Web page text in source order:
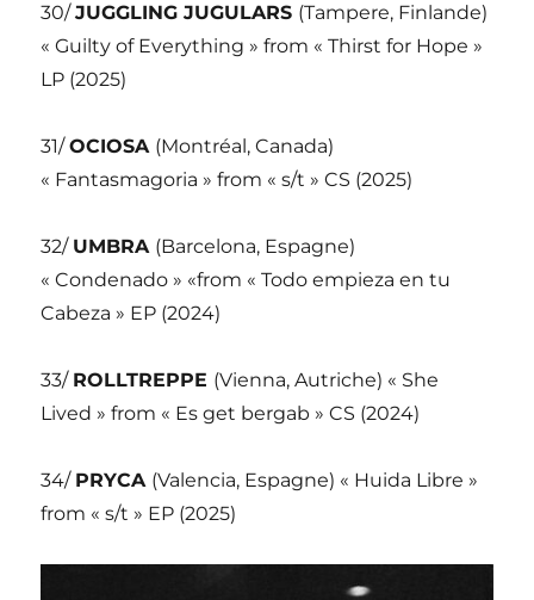
30/JUGGLING JUGULARS (Tampere, Finlande)
« Guilty of Everything » from « Thirst for Hope »
LP (2025)
31/OCIOSA (Montréal, Canada)
« Fantasmagoria » from « s/t » CS (2025)
32/ UMBRA (Barcelona, Espagne)
« Condenado » «from « Todo empieza en tu
Cabeza » EP (2024)
33/ ROLLTREPPE (Vienna, Autriche) « She
Lived » from « Es get bergab » CS (2024)
34/ PRYCA (Valencia, Espagne) « Huida Libre »
from « s/t » EP (2025)